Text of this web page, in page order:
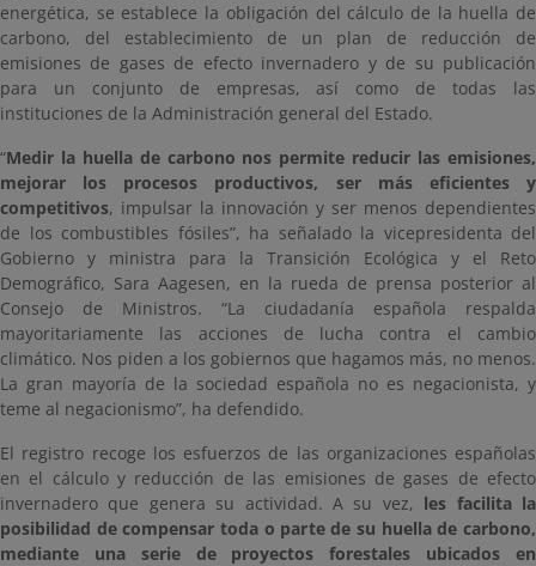
energética, se establece la obligación del cálculo de la huella de
carbono, del establecimiento de un plan de reducción de
emisiones de gases de efecto invernadero y de su publicación
para un conjunto de empresas, así como de todas las
instituciones de la Administración general del Estado.
“Medir la huella de carbono nos permite reducir las emisiones,
mejorar los procesos productivos, ser más eficientes y
competitivos, impulsar la innovación y ser menos dependientes
de los combustibles fósiles”, ha señalado la vicepresidenta del
Gobierno y ministra para la Transición Ecológica y el Reto
Demográfico, Sara Aagesen, en la rueda de prensa posterior al
Consejo de Ministros. “La ciudadanía española respalda
mayoritariamente las acciones de lucha contra el cambio
climático. Nos piden a los gobiernos que hagamos más, no menos.
La gran mayoría de la sociedad española no es negacionista, y
teme al negacionismo”, ha defendido.
El registro recoge los esfuerzos de las organizaciones españolas
en el cálculo y reducción de las emisiones de gases de efecto
invernadero que genera su actividad. A su vez, les facilita la
posibilidad de compensar toda o parte de su huella de carbono,
mediante una serie de proyectos forestales ubicados en